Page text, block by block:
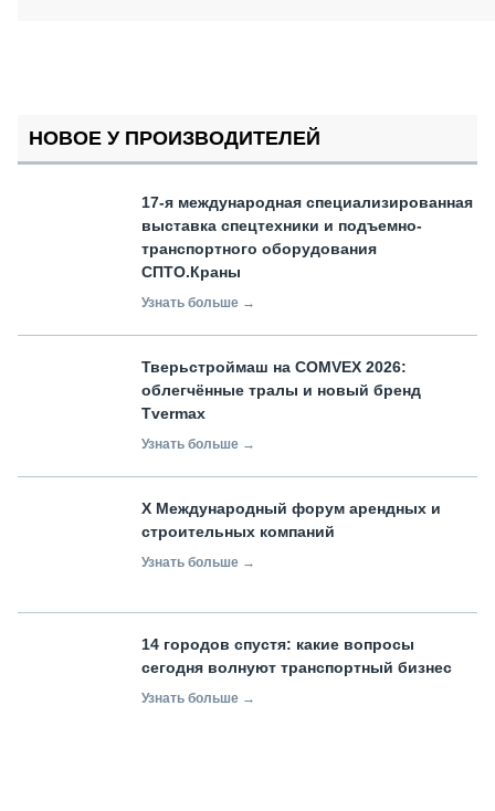
НОВОЕ У ПРОИЗВОДИТЕЛЕЙ
17-я международная специализированная
выставка спецтехники и подъемно-
транспортного оборудования
СПТО.Краны
Узнать больше →
Тверьстроймаш на COMVEX 2026:
облегчённые тралы и новый бренд
Tvermax
Узнать больше →
X Международный форум арендных и
строительных компаний
Узнать больше →
14 городов спустя: какие вопросы
сегодня волнуют транспортный бизнес
Узнать больше →